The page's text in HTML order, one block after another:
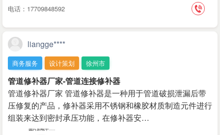
电话：17709848592
liangge****
商务服务 设计策划 徐州市
管道修补器厂家-管道连接修补器
管道修补器厂家 管道修补器是一种用于管道破损泄漏后带
压修复的产品，修补器采用不锈钢和橡胶材质制造元件进行
组装来达到密封承压功能，在修补器安…